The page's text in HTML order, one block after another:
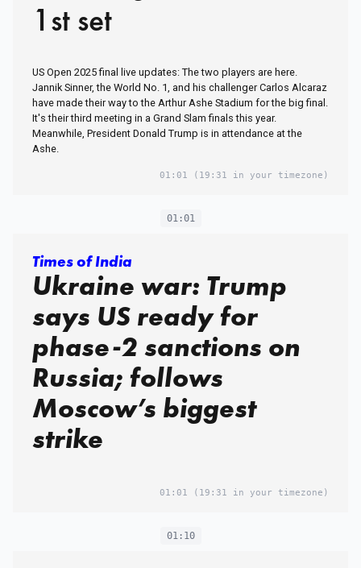
1st set
US Open 2025 final live updates: The two players are here.
Jannik Sinner, the World No. 1, and his challenger Carlos Alcaraz
have made their way to the Arthur Ashe Stadium for the big final.
It's their third meeting in a Grand Slam finals this year.
Meanwhile, President Donald Trump is in attendance at the
Ashe.
01:01 (19:31 in your timezone)
01:01
Times of India
Ukraine war: Trump
says US ready for
phase-2 sanctions on
Russia; follows
Moscow’s biggest
strike
01:01 (19:31 in your timezone)
01:10